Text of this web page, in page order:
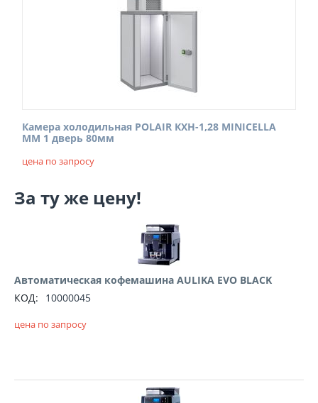
Камера холодильная POLAIR КХН-1,28 MINICELLA
MM 1 дверь 80мм
цена по запросу
За ту же цену!
Автоматическая кофемашина AULIKA EVO BLACK
КОД:
10000045
цена по запросу